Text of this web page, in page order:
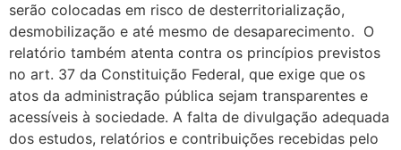
serão colocadas em risco de desterritorialização,
desmobilização e até mesmo de desaparecimento. O
relatório também atenta contra os princípios previstos
no art. 37 da Constituição Federal, que exige que os
atos da administração pública sejam transparentes e
acessíveis à sociedade. A falta de divulgação adequada
dos estudos, relatórios e contribuições recebidas pelo